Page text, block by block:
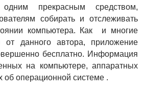
прекрасным средством,
собирать и отслеживать
компьютера. Как и многие
от данного автора, приложение
бесплатно. Информация
на компьютере, аппаратных
об операционной системе .